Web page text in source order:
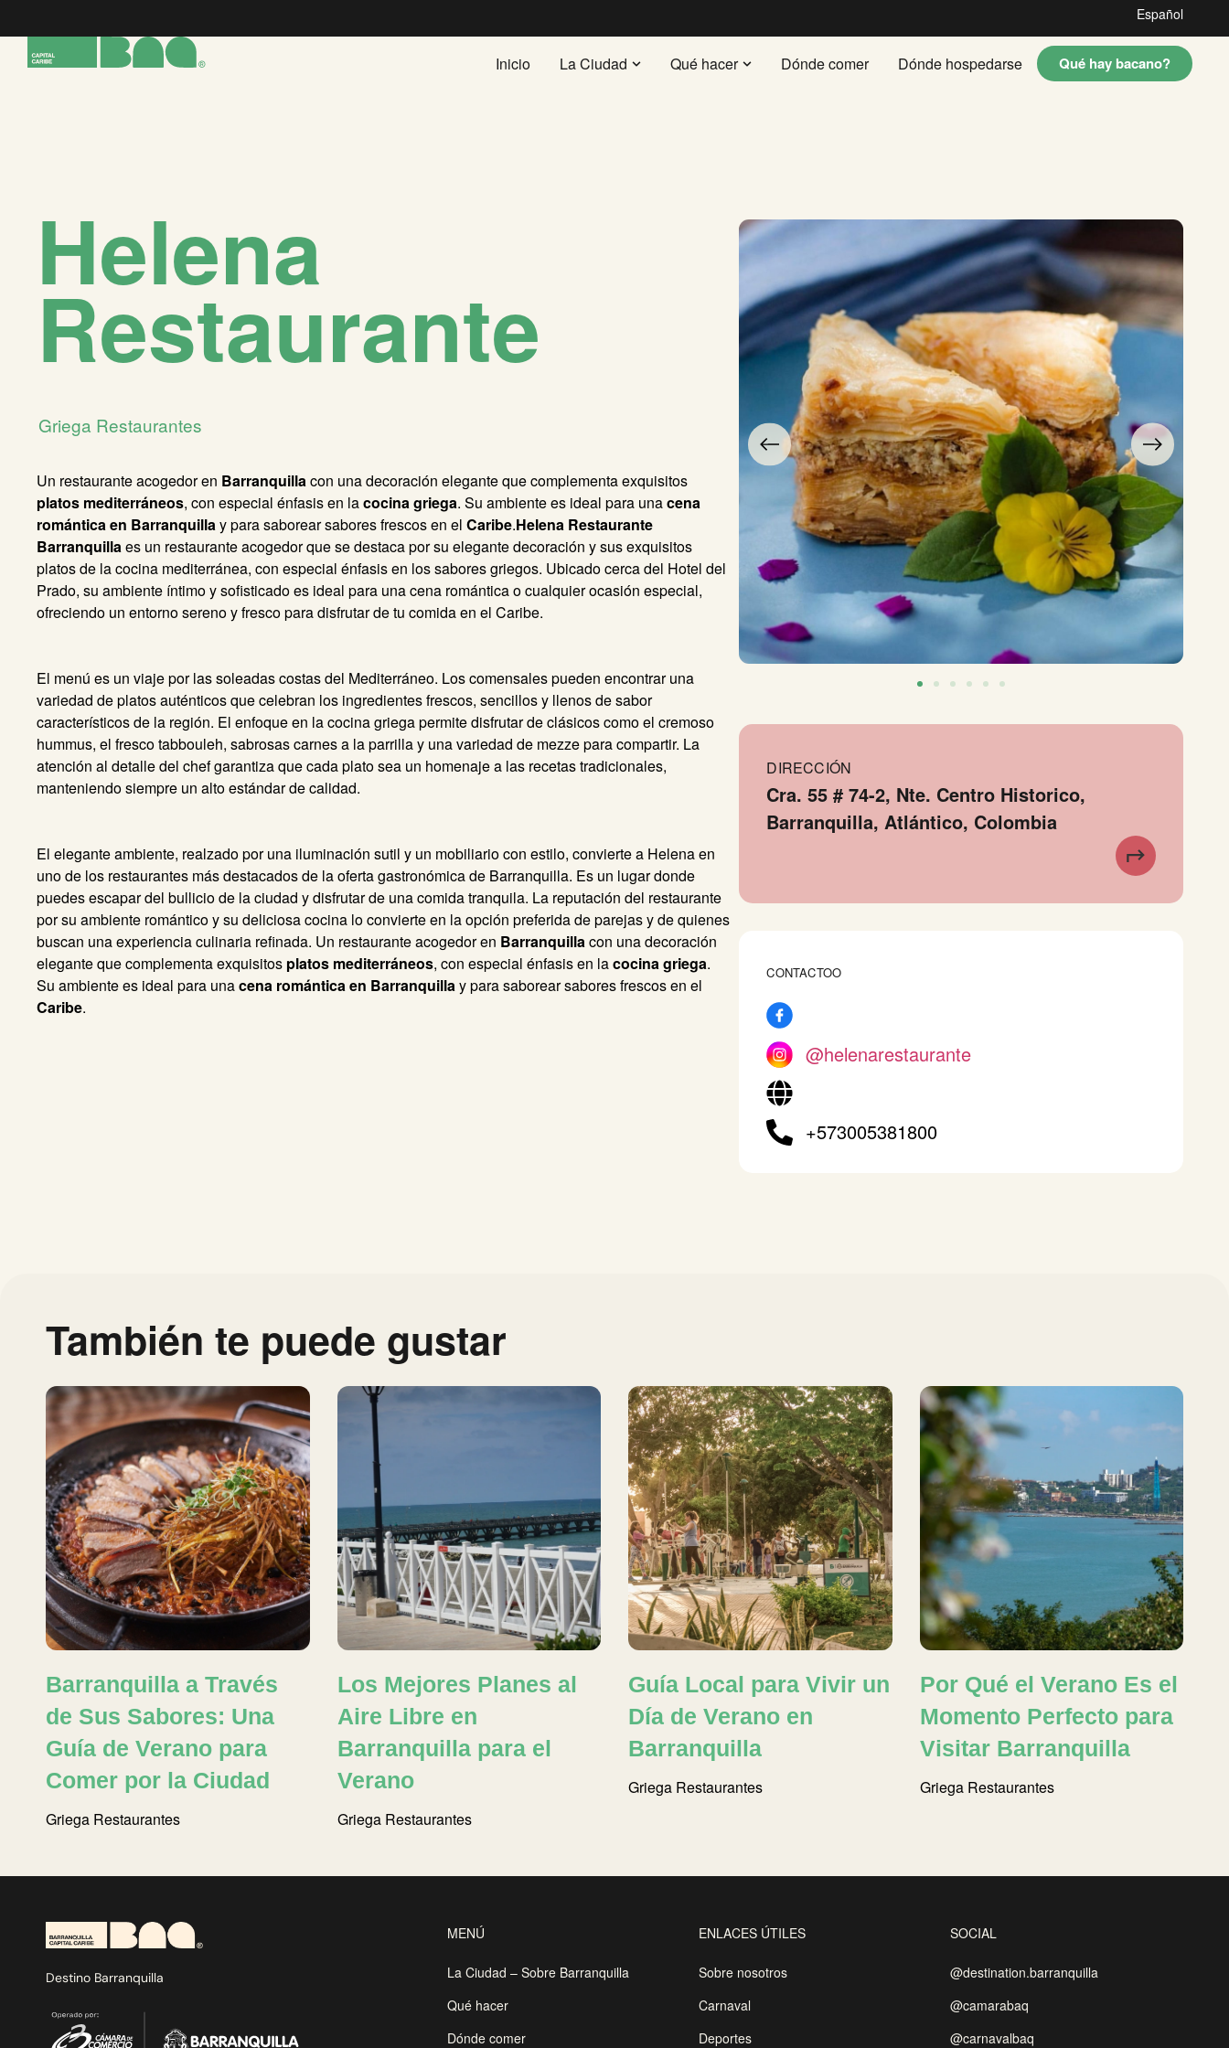
Español
Inicio La Ciudad Qué hacer Dónde comer Dónde hospedarse Qué hay bacano?
Helena
Restaurante
Griega Restaurantes
Un restaurante acogedor en Barranquillacon una decoración elegante que complementa exquisitos
platos mediterráneos, con especial énfasis en lacocina griega. Su ambiente es ideal para unacena
romántica en Barranquillay para saborear sabores frescos en el Caribe.Helena Restaurante
Barranquillaes un restaurante acogedor que se destaca por su elegante decoración y sus exquisitos
platos de la cocina mediterránea, con especial énfasis en los sabores griegos. Ubicado cerca del Hotel del
Prado, su ambiente íntimo y sofisticado es ideal para una cena romántica o cualquier ocasión especial,
ofreciendo un entorno sereno y fresco para disfrutar de tu comida en el Caribe.
El menú es un viaje por las soleadas costas del Mediterráneo. Los comensales pueden encontrar una
variedad de platos auténticos que celebran los ingredientes frescos, sencillos y llenos de sabor
característicos de la región. El enfoque en la cocina griega permite disfrutar de clásicos como el cremoso
hummus, el fresco tabbouleh, sabrosas carnes a la parrilla y una variedad de mezze para compartir. La
atención al detalle del chef garantiza que cada plato sea un homenaje a las recetas tradicionales,
manteniendo siempre un alto estándar de calidad.
El elegante ambiente, realzado por una iluminación sutil y un mobiliario con estilo, convierte a Helena en
uno de los restaurantes más destacados de la oferta gastronómica de Barranquilla. Es un lugar donde
puedes escapar del bullicio de la ciudad y disfrutar de una comida tranquila. La reputación del restaurante
por su ambiente romántico y su deliciosa cocina lo convierte en la opción preferida de parejas y de quienes
buscan una experiencia culinaria refinada. Un restaurante acogedor en Barranquillacon una decoración
elegante que complementa exquisitos platos mediterráneos, con especial énfasis en lacocina griega.
Su ambiente es ideal para unacena romántica en Barranquillay para saborear sabores frescos en el
Caribe.
DIRECCIÓN
Cra. 55 # 74-2, Nte. Centro Historico,
Barranquilla, Atlántico, Colombia
CONTACTOO
@helenarestaurante
+573005381800
También te puede gustar
Barranquilla a Través
de Sus Sabores: Una
Guía de Verano para
Comer por la Ciudad
Griega Restaurantes
Los Mejores Planes al
Aire Libre en
Barranquilla para el
Verano
Griega Restaurantes
Guía Local para Vivir un
Día de Verano en
Barranquilla
Griega Restaurantes
Por Qué el Verano Es el
Momento Perfecto para
Visitar Barranquilla
Griega Restaurantes
Destino Barranquilla
MENÚ
La Ciudad – Sobre Barranquilla
Qué hacer
Dónde comer
ENLACES ÚTILES
Sobre nosotros
Carnaval
Deportes
SOCIAL
@destination.barranquilla
@camarabaq
@carnavalbaq